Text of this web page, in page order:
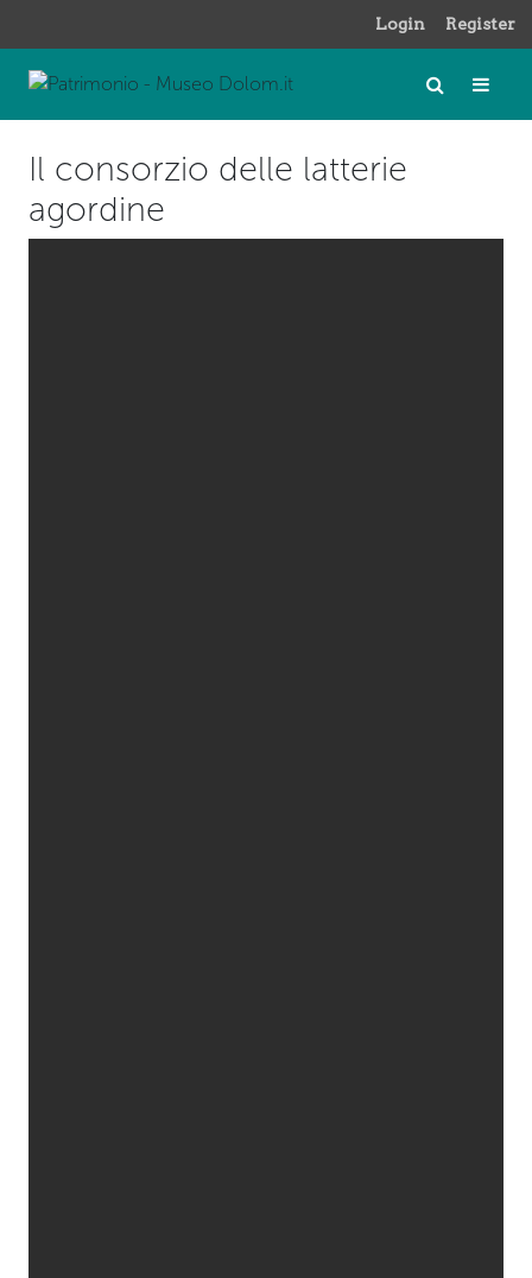
Login Register
Il consorzio delle latterie
agordine